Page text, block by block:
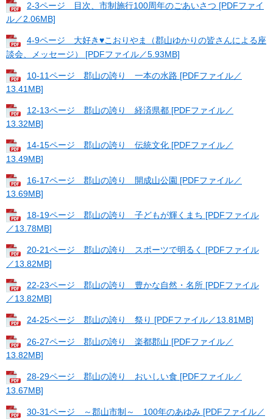
2-3ページ 目次、市制施行100周年のごあいさつ [PDFファイ
ル／2.06MB]
4-9ページ 大好き♥こおりやま（郡山ゆかりの皆さんによる座
談会、メッセージ） [PDFファイル／5.93MB]
10-11ページ 郡山の誇り 一本の水路 [PDFファイル／
13.41MB]
12-13ページ 郡山の誇り 経済県都 [PDFファイル／
13.32MB]
14-15ページ 郡山の誇り 伝統文化 [PDFファイル／
13.49MB]
16-17ページ 郡山の誇り 開成山公園 [PDFファイル／
13.69MB]
18-19ページ 郡山の誇り 子どもが輝くまち [PDFファイル
／13.78MB]
20-21ページ 郡山の誇り スポーツで明るく [PDFファイル
／13.82MB]
22-23ページ 郡山の誇り 豊かな自然・名所 [PDFファイル
／13.82MB]
24-25ページ 郡山の誇り 祭り [PDFファイル／13.81MB]
26-27ページ 郡山の誇り 楽都郡山 [PDFファイル／
13.82MB]
28-29ページ 郡山の誇り おいしい食 [PDFファイル／
13.67MB]
30-31ページ ～郡山市制～ 100年のあゆみ [PDFファイル／